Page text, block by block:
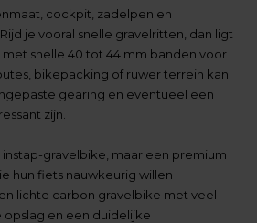
cockpit, zadelpen en
je vooral snelle gravelritten, dan ligt
met snelle 40 tot 44 mm banden voor
bikepacking of ruwer terrein kan
gearing en eventueel een
zijn.
instap-gravelbike, maar een premium
hun fiets nauwkeurig willen
lichte carbon gravelbike met veel
en een duidelijke